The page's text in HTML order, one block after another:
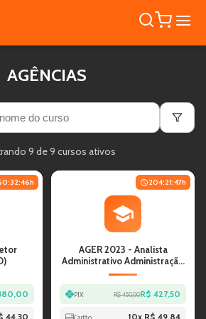
AGÊNCIAS
9 de9 cursos ativos
h
44,30
204:21:47h
AGER 2023 - Analista
Administrativo Administração
(EAD)
PIX R$ 450,00R$ 427,50
Cartão 10x R$ 49,84